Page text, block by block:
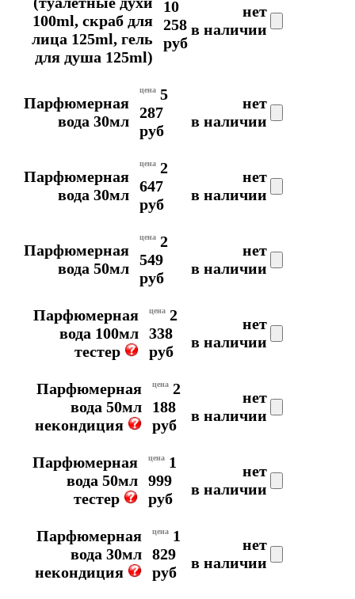
100ml, скраб для
лица 125ml, гель
для душа 125ml)
10
258
руб
нет
в наличии
Парфюмерная
вода 30мл
цена 5
287
руб
нет
в наличии
Парфюмерная
вода 30мл
цена 2
647
руб
нет
в наличии
Парфюмерная
вода 50мл
цена 2
549
руб
нет
в наличии
Парфюмерная
вода 100мл
тестер
цена 2
338
руб
нет
в наличии
Парфюмерная
вода 50мл
некондиция
цена 2
188
руб
нет
в наличии
Парфюмерная
вода 50мл
тестер
цена 1
999
руб
нет
в наличии
Парфюмерная
вода 30мл
некондиция
цена 1
829
руб
нет
в наличии